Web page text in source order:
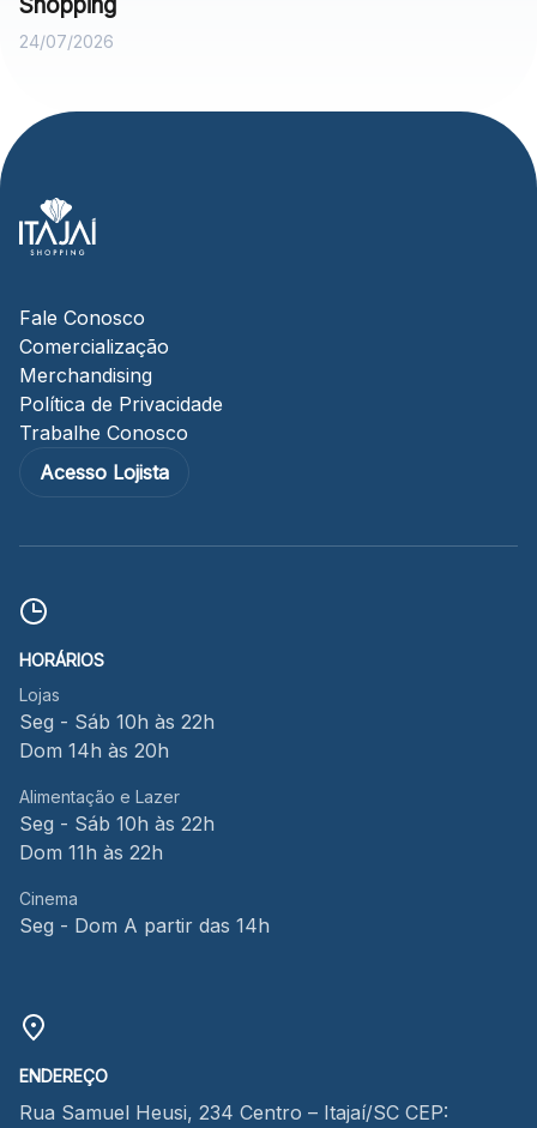
Shopping
24/07/2026
Fale Conosco
Comercialização
Merchandising
Política de Privacidade
Trabalhe Conosco
Acesso Lojista
HORÁRIOS
Lojas
Seg - Sáb 10h às 22h
Dom 14h às 20h
Alimentação e Lazer
Seg - Sáb 10h às 22h
Dom 11h às 22h
Cinema
Seg - Dom A partir das 14h
ENDEREÇO
Rua Samuel Heusi, 234 Centro – Itajaí/SC CEP: